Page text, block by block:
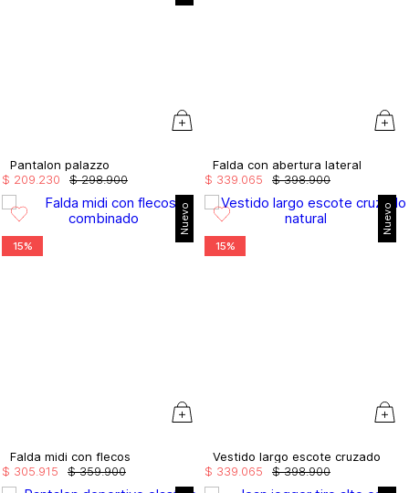
Pantalon palazzo
$ 298.900
$ 209.230
Falda con abertura lateral
$ 398.900
$ 339.065
Nuevo
15%
Falda midi con flecos
$ 359.900
$ 305.915
Nuevo
15%
Vestido largo escote cruzado
$ 398.900
$ 339.065